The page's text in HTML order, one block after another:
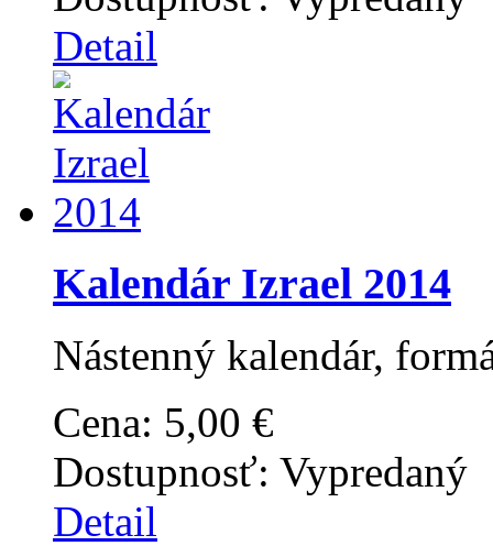
Detail
Kalendár Izrael 2014
Nástenný kalendár,
Cena: 5,00 €
Dostupnosť: Vypredaný
Detail